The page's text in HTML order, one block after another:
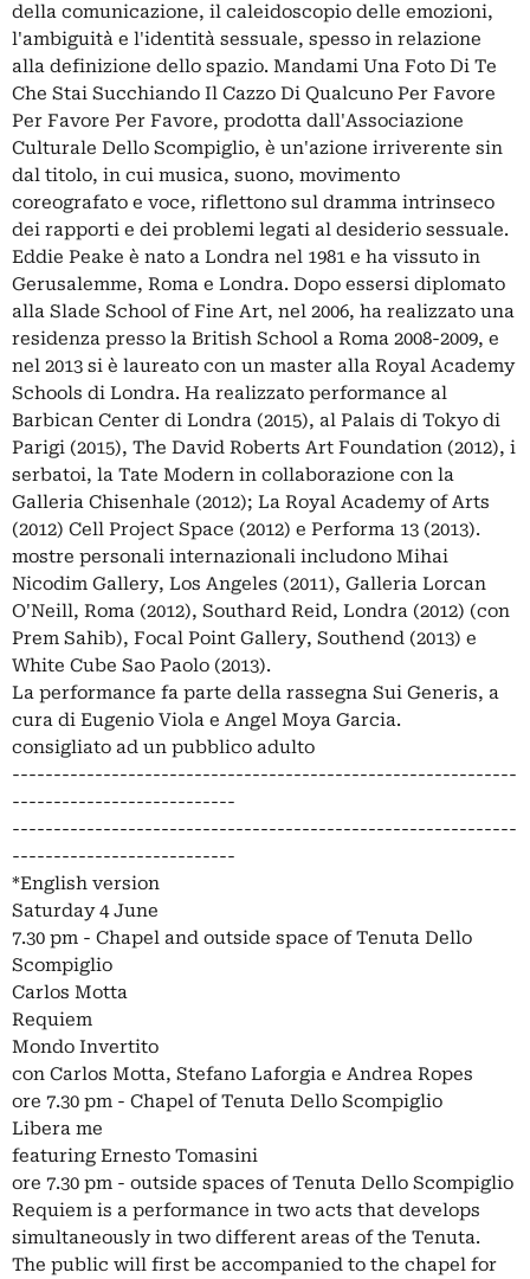
della comunicazione, il caleidoscopio delle emozioni,
l'ambiguità e l'identità sessuale, spesso in relazione
alla definizione dello spazio. Mandami Una Foto Di Te
Che Stai Succhiando Il Cazzo Di Qualcuno Per Favore
Per Favore Per Favore, prodotta dall'Associazione
Culturale Dello Scompiglio, è un'azione irriverente sin
dal titolo, in cui musica, suono, movimento
coreografato e voce, riflettono sul dramma intrinseco
dei rapporti e dei problemi legati al desiderio sessuale.
Eddie Peake è nato a Londra nel 1981 e ha vissuto in
Gerusalemme, Roma e Londra. Dopo essersi diplomato
alla Slade School of Fine Art, nel 2006, ha realizzato una
residenza presso la British School a Roma 2008-2009, e
nel 2013 si è laureato con un master alla Royal Academy
Schools di Londra. Ha realizzato performance al
Barbican Center di Londra (2015), al Palais di Tokyo di
Parigi (2015), The David Roberts Art Foundation (2012), i
serbatoi, la Tate Modern in collaborazione con la
Galleria Chisenhale (2012); La Royal Academy of Arts
(2012) Cell Project Space (2012) e Performa 13 (2013).
mostre personali internazionali includono Mihai
Nicodim Gallery, Los Angeles (2011), Galleria Lorcan
O'Neill, Roma (2012), Southard Reid, Londra (2012) (con
Prem Sahib), Focal Point Gallery, Southend (2013) e
White Cube Sao Paolo (2013).
La performance fa parte della rassegna Sui Generis, a
cura di Eugenio Viola e Angel Moya Garcia.
consigliato ad un pubblico adulto
-------------------------------------------------------------
---------------------------
-------------------------------------------------------------
---------------------------
*English version
Saturday 4 June
7.30 pm - Chapel and outside space of Tenuta Dello
Scompiglio
Carlos Motta
Requiem
Mondo Invertito
con Carlos Motta, Stefano Laforgia e Andrea Ropes
ore 7.30 pm - Chapel of Tenuta Dello Scompiglio
Libera me
featuring Ernesto Tomasini
ore 7.30 pm - outside spaces of Tenuta Dello Scompiglio
Requiem is a performance in two acts that develops
simultaneously in two different areas of the Tenuta.
The public will first be accompanied to the chapel for